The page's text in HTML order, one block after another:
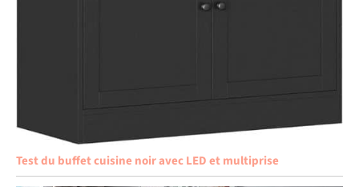
Test du buffet cuisine noir avec LED et multiprise